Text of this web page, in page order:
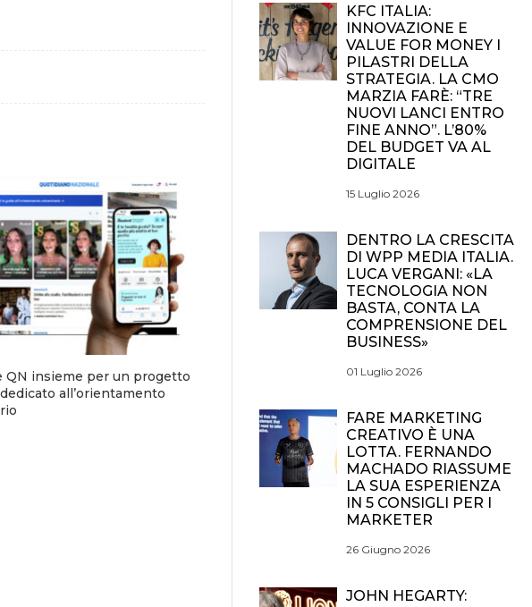
QN insieme per un progetto
all’orientamento
KFC ITALIA:
INNOVAZIONE E
VALUE FOR MONEY I
PILASTRI DELLA
STRATEGIA. LA CMO
MARZIA FARÈ: “TRE
NUOVI LANCI ENTRO
FINE ANNO”. L’80%
DEL BUDGET VA AL
DIGITALE
15 Luglio 2026
DENTRO LA CRESCITA
DI WPP MEDIA ITALIA.
LUCA VERGANI: «LA
TECNOLOGIA NON
BASTA, CONTA LA
COMPRENSIONE DEL
BUSINESS»
01 Luglio 2026
FARE MARKETING
CREATIVO È UNA
LOTTA. FERNANDO
MACHADO RIASSUME
LA SUA ESPERIENZA
IN 5 CONSIGLI PER I
MARKETER
26 Giugno 2026
JOHN HEGARTY: